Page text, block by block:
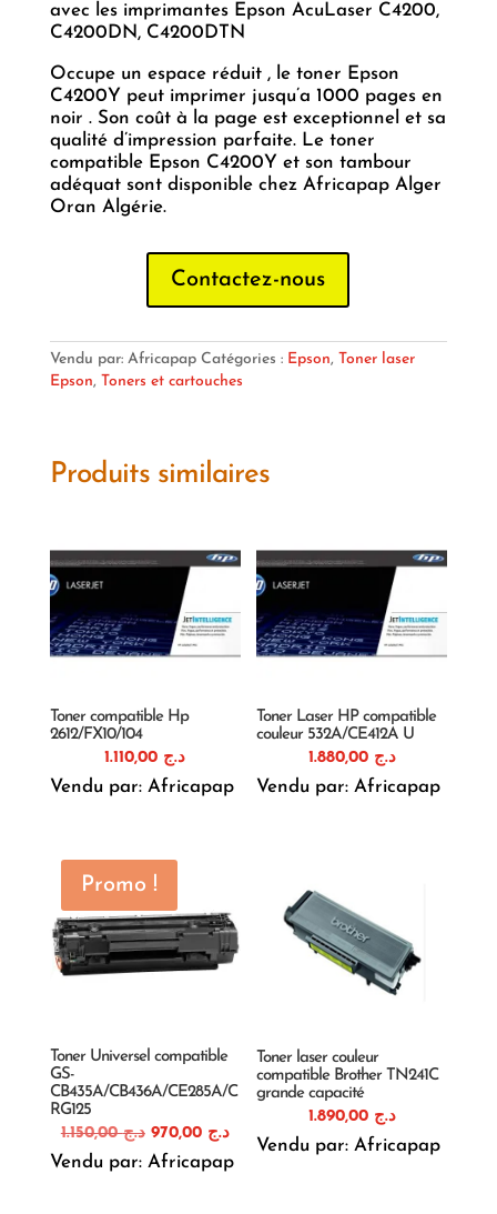
avec les imprimantes Epson AcuLaser C4200,
C4200DN, C4200DTN
Occupe un espace réduit , le toner Epson
C4200Y peut imprimer jusqu’a 1000 pages en
noir . Son coût à la page est exceptionnel et sa
qualité d’impression parfaite. Le toner
compatible Epson C4200Y et son tambour
adéquat sont disponible chez Africapap Alger
Oran Algérie.
Contactez-nous
Vendu par: Africapap Catégories : Epson, Toner laser
Epson, Toners et cartouches
Produits similaires
Toner compatible Hp
2612/FX10/104
د.ج
Vendu par: Africapap
Toner Laser HP compatible
couleur 532A/CE412A U
د.ج 1.880,00
Vendu par: Africapap
Promo !
Toner Universel compatible
GS-
CB435A/CB436A/CE285A/C
RG125
د.ج1.150,00
Le
prix
د.ج 970,00
Le
prix
Vendu par: Africapap
Toner laser couleur
compatible Brother TN241C
grande capacité
د.ج 1.890,00
Vendu par: Africapap